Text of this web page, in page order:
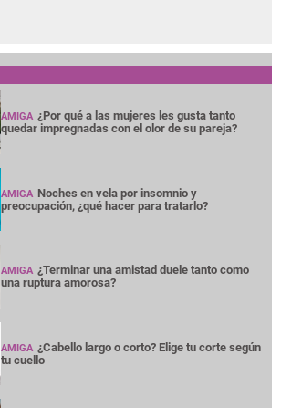
AMIGA ¿Por qué a las mujeres les gusta tanto
quedar impregnadas con el olor de su pareja?
AMIGA Noches en vela por insomnio y
preocupación, ¿qué hacer para tratarlo?
AMIGA ¿Terminar una amistad duele tanto como
una ruptura amorosa?
AMIGA ¿Cabello largo o corto? Elige tu corte según
tu cuello